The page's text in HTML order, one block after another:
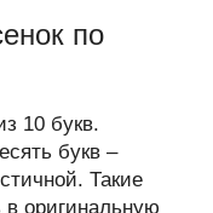
по
10 букв.
букв –
Такие
оригинальную